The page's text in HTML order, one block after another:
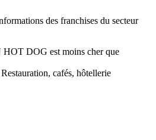
des franchises du secteur
DOG est moins cher que
cafés, hôtellerie